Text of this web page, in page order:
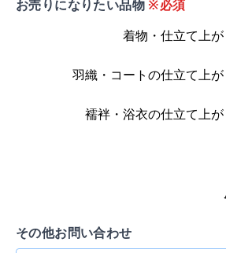
お売りになりたい品物 ※必須
着物・仕立て上が
羽織・コートの仕立て上が
襦袢・浴衣の仕立て上が
その他お問い合わせ